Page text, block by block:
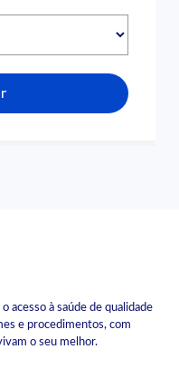
acesso à saúde de qualidade
e procedimentos, com
o seu melhor.